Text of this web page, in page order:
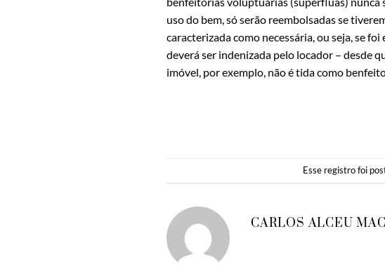
uso do bem, só serão reembolsadas se
caracterizada como necessária, ou seja, se
deverá ser indenizada pelo locador – desde
imóvel, por exemplo, não é tida como
Esse registro foi
CARLOS ALCEU